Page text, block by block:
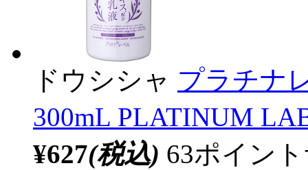
ドウシシャ プラチナ
300mL PLATINUM
¥627(税込) 63ポイン